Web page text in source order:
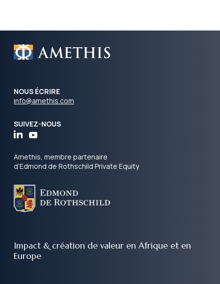
NOUS ÉCRIRE
info@amethis.com
SUIVEZ-NOUS
Amethis, membre partenaire
d’Edmond de Rothschild Private Equity
Impact & création de valeur en Afrique et en
Europe